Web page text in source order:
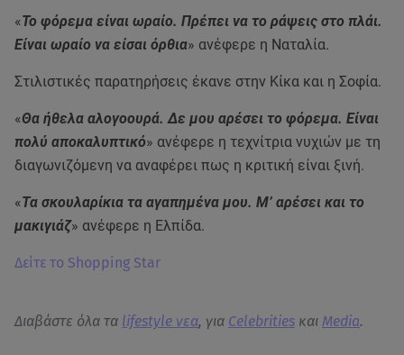
«Το φόρεμα είναι ωραίο. Πρέπει να το ράψεις στο πλάι.
Είναι ωραίο να είσαι όρθια» ανέφερε η Ναταλία.
Στιλιστικές παρατηρήσεις έκανε στην Κίκα και η Σοφία.
«Θα ήθελα αλογοουρά. Δε μου αρέσει το φόρεμα. Είναι
πολύ αποκαλυπτικό» ανέφερε η τεχνίτρια νυχιών με τη
διαγωνιζόμενη να αναφέρει πως η κριτική είναι ξινή.
«Τα σκουλαρίκια τα αγαπημένα μου. Μ’ αρέσει και το
μακιγιάζ» ανέφερε η Ελπίδα.
Δείτε το Shopping Star
Διαβάστε όλα τα lifestyle νεα, για Celebrities και Media.